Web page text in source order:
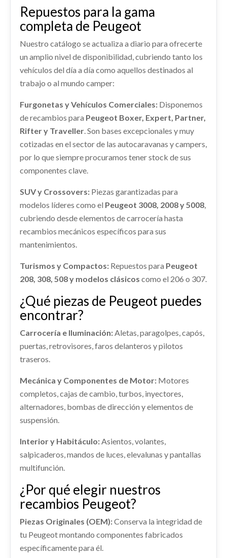
PEUGEOT 3008 GT LINE
Ref: 2257299
Consultar
MANGUETA DELANTERA DERECHA
PEUGEOT 3008 GT LINE
Ref: 2257283
Consultar
MANGUETA DELANTERA IZQUIERDA
MANGUETA DELANTERA IZQUIERDA usado.
PEUGEOT 3008 GT LINE
Ref:
Consultar
RADIADOR AGUA
RADIADOR AGUA usado.
PEUGEOT 3008 GT LINE
Ref: 2257297
Consultar
Consultar
AMORTIGUADOR DELANTERO DERECHO
AMORTIGUADOR DELANTERO DERECHO usado.
PEUGEOT 3008 GT LINE
Ref: 2257269
AMORTIGUADOR DELANTERO
AMORTIGUADOR DELANTERO IZQUIERDO
usado.
PEUGEOT 3008 GT LINE
Consultar
Repuestos para la gama
completa de Peugeot
Nuestro catálogo se actualiza a diario para ofrecerte
un amplio nivel de disponibilidad, cubriendo tanto los
vehículos del día a día como aquellos destinados al
trabajo o al mundo camper:
Furgonetas y Vehículos Comerciales: Disponemos
de recambios para Peugeot Boxer, Expert, Partner,
Rifter y Traveller . Son bases excepcionales y muy
cotizadas en el sector de las autocaravanas y campers,
por lo que siempre procuramos tener stock de sus
componentes clave.
SUV y Crossovers: Piezas garantizadas para
modelos líderes como el Peugeot 3008, 2008 y 5008
cubriendo desde elementos de carrocería hasta
recambios mecánicos específicos para sus
mantenimientos.
Turismos y Compactos: Repuestos para Peugeot
208, 308, 508 y modelos clásicos como el 206 o 307.
¿Qué piezas de Peugeot puedes
encontrar?
Carrocería e Iluminación: Aletas, paragolpes, capós,
puertas, retrovisores, faros delanteros y pilotos
traseros.
Mecánica y Componentes de Motor: Motores
completos, cajas de cambio, turbos, inyectores,
alternadores, bombas de dirección y elementos de
suspensión.
Interior y Habitáculo: Asientos, volantes,
salpicaderos, mandos de luces, elevalunas y pantallas
multifunción.
¿Por qué elegir nuestros
recambios Peugeot?
Piezas Originales (OEM):Conserva la integridad de
tu Peugeot montando componentes fabricados
específicamente para él.